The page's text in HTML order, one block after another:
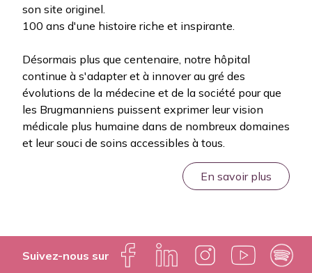
son site originel.
100 ans d'une histoire riche et inspirante.
Désormais plus que centenaire, notre hôpital
continue à s'adapter et à innover au gré des
évolutions de la médecine et de la société pour que
les Brugmanniens puissent exprimer leur vision
médicale plus humaine dans de nombreux domaines
et leur souci de soins accessibles à tous.
En savoir plus
Suivez-nous sur